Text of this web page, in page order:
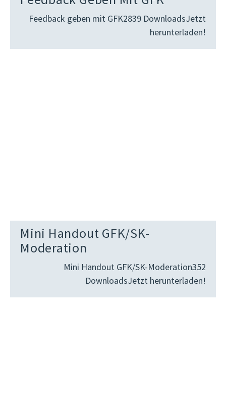
Feedback geben mit GFK2839 DownloadsJetzt
herunterladen!
Mini Handout GFK/SK-
Moderation
Mini Handout GFK/SK-Moderation352
DownloadsJetzt herunterladen!